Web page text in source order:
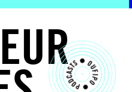
EUR